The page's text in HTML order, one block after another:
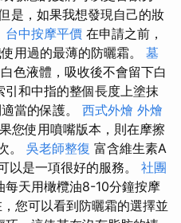
是，如果我想發現自己的妝
台中按摩平價 在申請之前，
用過的最薄的防曬霜。 墓
色液體，吸收後不會留下白
和中指的整個長度上塗抹
當的保護。 西式外燴 外燴
您使用噴嘴版本，則在摩擦
。 吳老師整復 富含維生素A
以是一項很好的服務。 社團
每天用橄欖油8-10分鐘按摩
您可以看到防曬霜的選擇並